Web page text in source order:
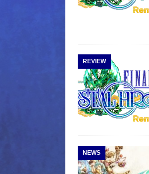
REVIEW
NEWS